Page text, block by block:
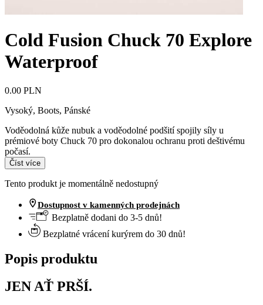
Cold Fusion Chuck 70 Explore
Waterproof
0.00 PLN
Vysoký, Boots, Pánské
Voděodolná kůže nubuk a voděodolné podšití spojily síly u
prémiové boty Chuck 70 pro dokonalou ochranu proti deštivému
počasí.
Číst více
Tento produkt je momentálně nedostupný
Dostupnost v kamenných prodejnách
Bezplatně dodani do 3-5 dnů!
Bezplatné vrácení kurýrem do 30 dnů!
Popis produktu
JEN AŤ PRŠÍ.